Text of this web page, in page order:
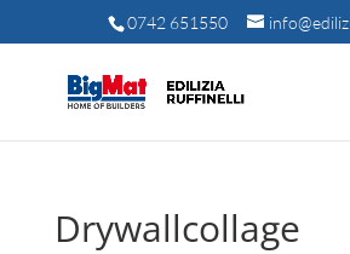
0742 651550
Drywallcollage